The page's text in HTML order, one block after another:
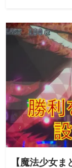
【魔法少女